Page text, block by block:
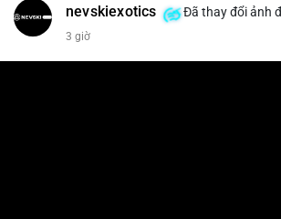
nevskiexotics Đã thay đổi ảnh
3 giờ